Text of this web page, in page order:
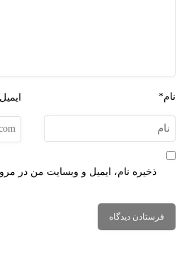
نام*
ذخیره نام، ایمیل و وبسایت من در